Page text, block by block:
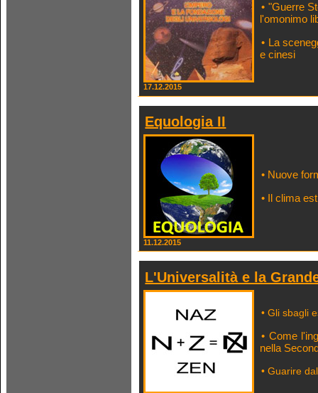
• "Guerre
l'omonimo
• La
e cinesi
17.12.2015
Equologia II
• Nuove
• Il clima
11.12.2015
L'Universalità e la
• Gli sbagli
• Come
nella
• Guarire